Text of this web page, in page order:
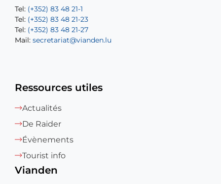
Tel: (+352) 83 48 21-1
Tel: (+352) 83 48 21-23
Tel: (+352) 83 48 21-27
Mail: secretariat@vianden.lu
Tel: (+352) 83 48 21-20
Tel: (+352) 83 48 21-22
Mail:sofia.carvalho@vianden.lu
Mail: diane.storn@vianden.lu
Ressources utiles
Actualités
De Raider
Évènements
Tourist info
Vianden